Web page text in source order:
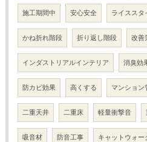
施工期間中 安心安全 ライススタ
かね折れ階段 折り返し階段 改善
インダストリアルインテリア 消臭効
防カビ効果 高くする マンション
二重天井 二重床 軽量衝撃音
吸音材 防音工事 キャットウォー